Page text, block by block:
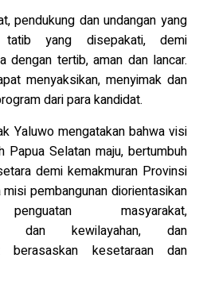
pendukung dan undangan yang
yang disepakati, demi
dengan tertib, aman dan lancar.
menyaksikan, menyimak dan
dari para kandidat.
Yaluwo mengatakan bahwa visi
Selatan maju, bertumbuh
demi kemakmuran Provinsi
pembangunan diorientasikan
masyarakat,
dan kewilayahan, dan
berasaskan kesetaraan dan